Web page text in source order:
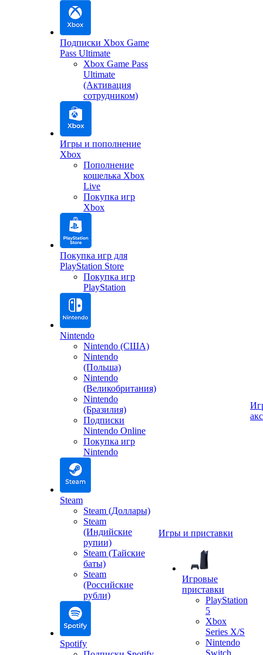
Подписки Xbox Game
Pass Ultimate
Xbox Game Pass
Ultimate
(Активация
сотрудником)
Игры и пополнение
Xbox
Пополнение
кошелька Xbox
Live
Покупка игр
Xbox
Покупка игр для
PlayStation Store
Покупка игр
PlayStation
Nintendo
Nintendo (США)
Nintendo
(Польша)
Nintendo
(Великобритания)
Nintendo
(Бразилия)
Подписки
Nintendo Online
Покупка игр
Nintendo
Steam
Steam (Доллары)
Steam
(Индийские
рупии)
Steam (Тайские
баты)
Steam
(Российские
рубли)
Spotify
Игры и приставки
Игровые
приставки
PlayStation
5
Xbox
Series X/S
Nintendo
Switch